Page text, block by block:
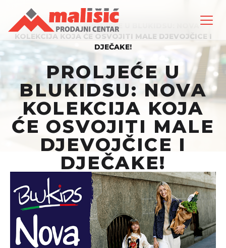
NASLOVNICA›PROLJEĆE U BLUKIDSU: NOVA
KOLEKCIJA KOJA ĆE OSVOJITI MALE DJEVOJČICE I
DJEČAKE!
PROLJEĆE U
BLUKIDSU: NOVA
KOLEKCIJA KOJA
ĆE OSVOJITI MALE
DJEVOJČICE I
DJEČAKE!